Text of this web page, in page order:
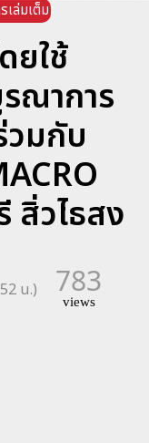
เล่มเต็ม
ยใช้
ณาการ
วมกับ
สิ่วไธสง
น.) 783
views